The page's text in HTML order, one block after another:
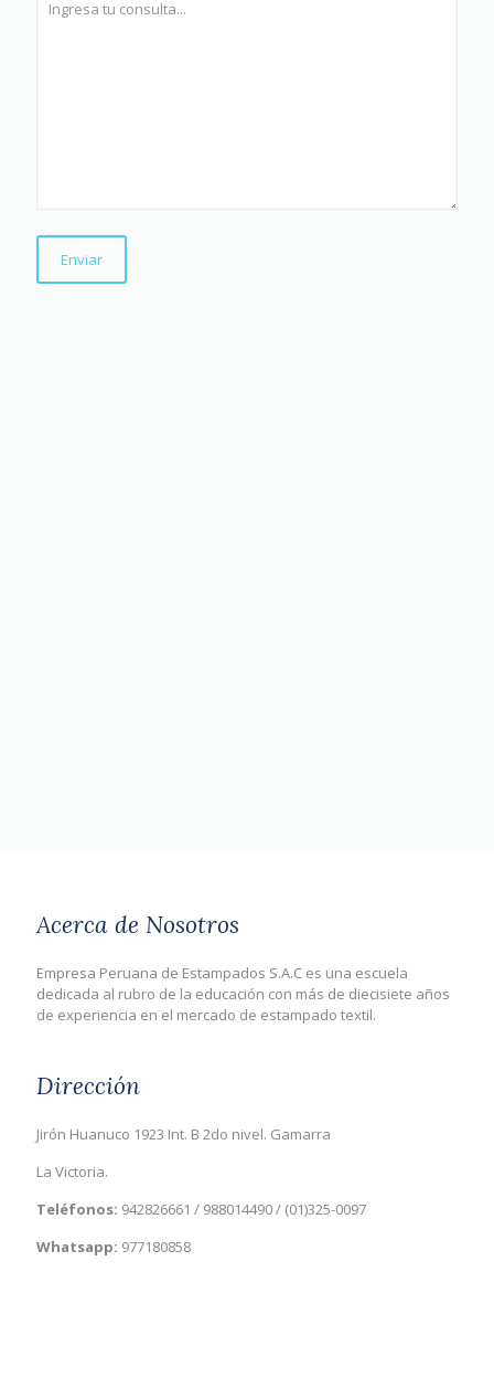
Acerca de Nosotros
Empresa Peruana de Estampados S.A.C es una escuela
dedicada al rubro de la educación con más de diecisiete años
de experiencia en el mercado de estampado textil.
Dirección
Jirón Huanuco 1923 Int. B 2do nivel. Gamarra
La Victoria.
Teléfonos: 942826661 / 988014490 / (01)325-0097
Whatsapp: 977180858